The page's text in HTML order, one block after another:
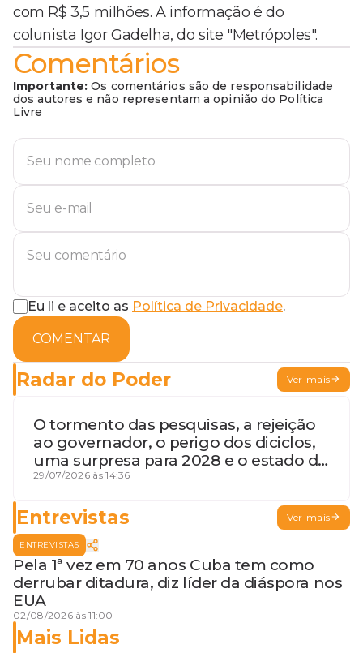
com R$ 3,5 milhões. A informação é do
colunista Igor Gadelha, do site "Metrópoles".
Comentários
Importante: Os comentários são de responsabilidade
dos autores e não representam a opinião do Política
Livre
Eu li e aceito as Política de Privacidade.
COMENTAR
Radar do Poder Ver mais
O tormento das pesquisas, a rejeição
ao governador, o perigo dos diciclos,
uma surpresa para 2028 e o estado de
terceira guerra mundial
29/07/2026 às 14:36
Entrevistas Ver mais
ENTREVISTAS
Pela 1ª vez em 70 anos Cuba tem como
derrubar ditadura, diz líder da diáspora nos
EUA
02/08/2026 às 11:00
Mais Lidas